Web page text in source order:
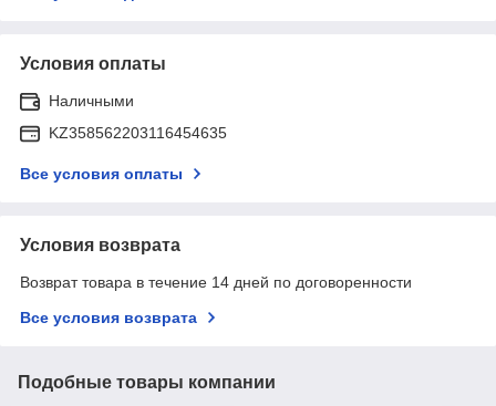
Условия оплаты
Наличными
KZ358562203116454635
Все условия оплаты
Условия возврата
Возврат товара в течение 14 дней по договоренности
Все условия возврата
Подобные товары компании